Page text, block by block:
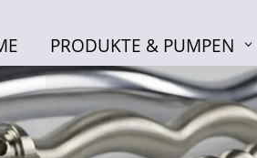
PRODUKTE & PUMPEN
PRODUKTE & PUMPEN